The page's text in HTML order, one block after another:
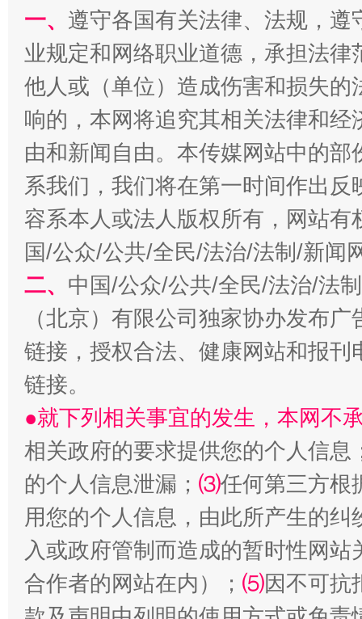
习近平的博鳌关键词
魏明亮
揭批美国五大"原罪" "炒
一、 遵守各国有关法律、法规，
业规定和网络职业道德，承担法
他人或（单位）造成伤害和损失
响的，本网将追究其相关法律和
由和新闻自由。本传媒网站中的
系我们，我们将在第一时间作出
容系本人或法人版权所有，网站
国/公众/公共/全民/法治/法制/新闻
二、 中国/公众/公共/全民/法治/法
（北京）有限公司独家协办发布
链接，授权合法、健康网站和报
链接。
●就下列相关事宜的发生，本网不
相关政府的要求提供您的个人信息
的个人信息泄漏； ⑶任何第三方根
用您的个人信息，由此所产生的纠
入或政府管制而造成的暂时性网
合作者的网站在内）； ⑸因不可抗